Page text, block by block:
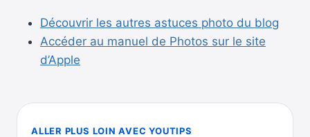
Découvrir les autres astuces photo du blog
Accéder au manuel de Photos sur le site
d’Apple
ALLER PLUS LOIN AVEC YOUTIPS